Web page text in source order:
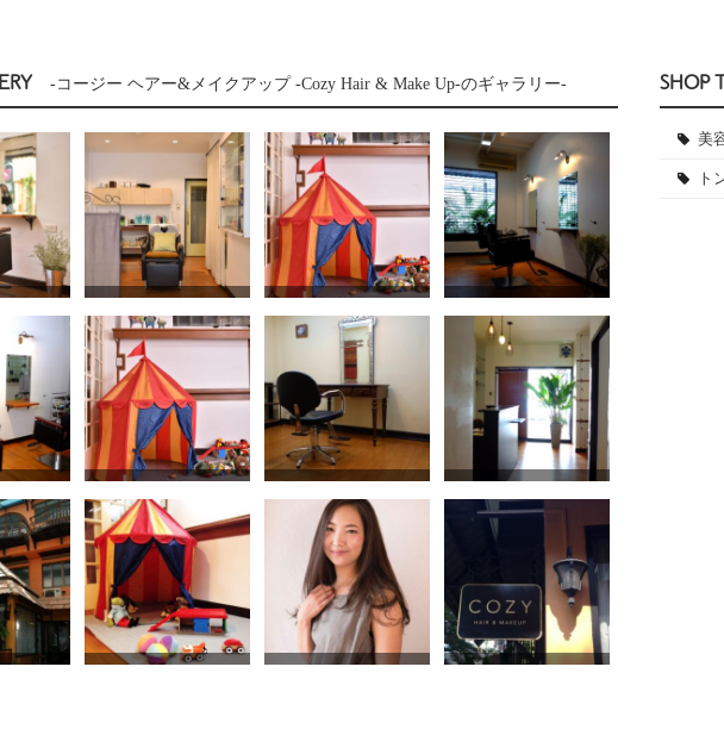
-コージー ヘアー&メイクアップ -Cozy Hair & Make Up-のギャラリー- SHOP
美
ト